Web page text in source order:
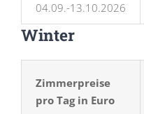
04.09.-13.10.2026
Winter
Zimmerpreise
pro Tag in Euro